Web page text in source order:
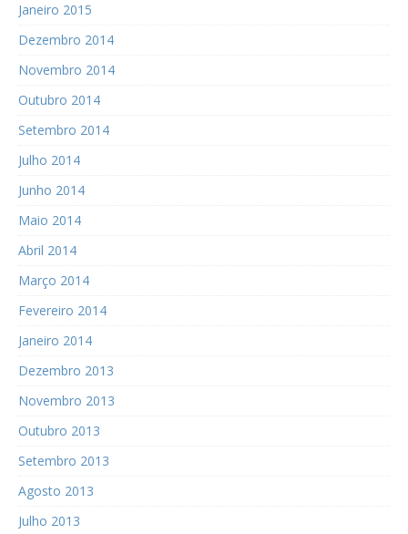
Janeiro 2015
Dezembro 2014
Novembro 2014
Outubro 2014
Setembro 2014
Julho 2014
Junho 2014
Maio 2014
Abril 2014
Março 2014
Fevereiro 2014
Janeiro 2014
Dezembro 2013
Novembro 2013
Outubro 2013
Setembro 2013
Agosto 2013
Julho 2013